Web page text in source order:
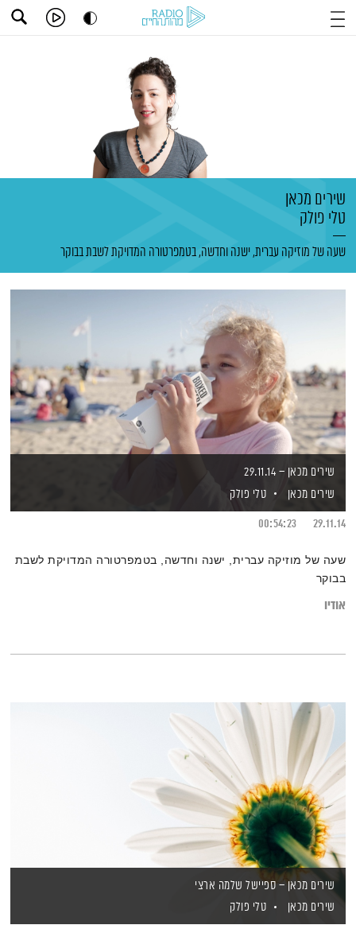
שירים מכאן
טלי פולק
שעה של מוזיקה עברית, ישנה וחדשה, בטמפרטורה המדויקת לשבת בבוקר
שירים מכאן – 29.11.14
שירים מכאן
טלי פולק
29.11.14
00:54:23
שעה של מוזיקה עברית, ישנה וחדשה, בטמפרטורה המדויקת לשבת
בבוקר
אודיו
שירים מכאן – ספיישל שלמה ארצי
שירים מכאן
טלי פולק